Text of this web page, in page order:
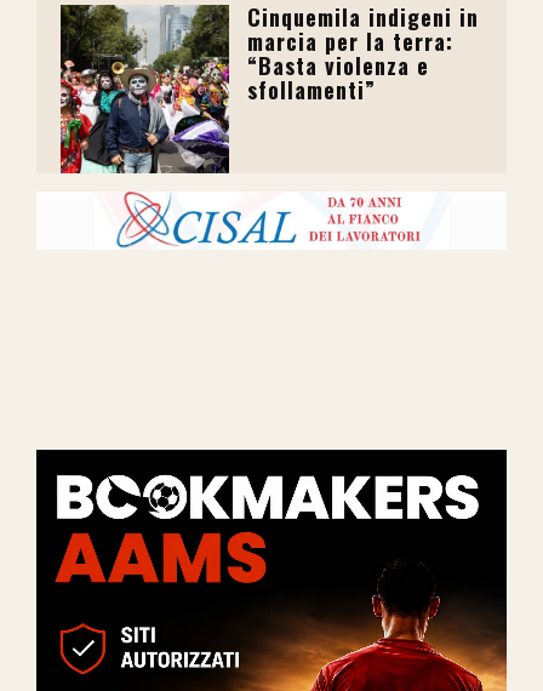
Cinquemila indigeni in
marcia per la terra:
“Basta violenza e
sfollamenti”